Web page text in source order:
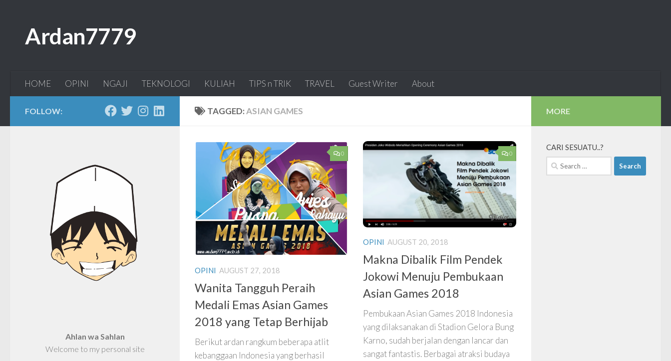
Ardan7779
HOME OPINI NGAJI TEKNOLOGI KULIAH TIPS n TRIK TRAVEL Guest Writer About
TAGGED:ASIAN GAMES
0
OPINI AUGUST 27, 2018
Wanita Tangguh Peraih
Medali Emas Asian Games
2018 yang Tetap Berhijab
Berikut ardan rangkum beberapa atlit
kebanggaan Indonesia yang berhasil
0
OPINI AUGUST 20, 2018
Makna Dibalik Film Pendek
Jokowi Menuju Pembukaan
Asian Games 2018
Pembukaan Asian Games 2018 Indonesia
yang dilaksanakan di Stadion Gelora Bung
Karno, sudah berjalan dengan lancar dan
sangat fantastis. Berbagai atraksi budaya
FOLLOW:
Ahlan wa Sahlan
Welcome to my personal site
MORE
CARI SESUATU..?
Search
for: